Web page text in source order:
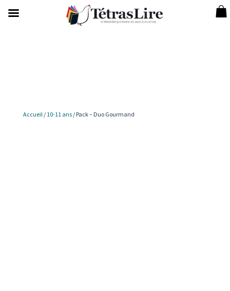
Accueil/ 10-11 ans/ Pack – Duo Gourmand